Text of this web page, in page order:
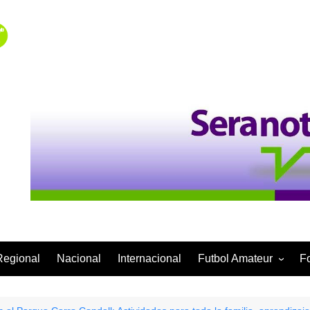
Nacional Internacional Futbol Amateur